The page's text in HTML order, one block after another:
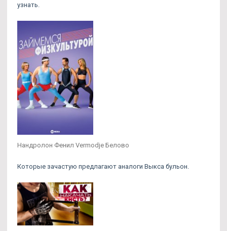
узнать.
Нандролон Фенил Vermodje Белово
Которые зачастую предлагают аналоги Выкса бульон.